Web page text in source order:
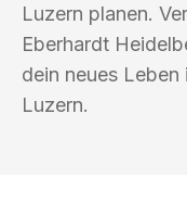
Luzern planen.
Eberhardt
dein neues
Luzern.